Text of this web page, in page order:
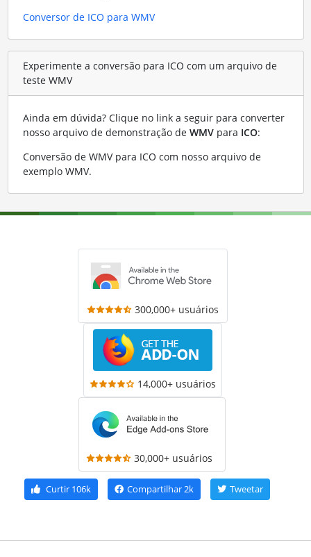
Conversor de ICO para WMV
Experimente a conversão para ICO com um arquivo de
teste WMV
Ainda em dúvida? Clique no link a seguir para converter
nosso arquivo de demonstração de WMVpara ICO:
Conversão de WMV para ICO com nosso arquivo de
exemplo WMV.
300,000+ usuários
14,000+ usuários
30,000+ usuários
Curtir 106k Compartilhar2k Tweetar